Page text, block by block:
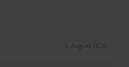
Abreise. Ideal, oder?6. August 2026